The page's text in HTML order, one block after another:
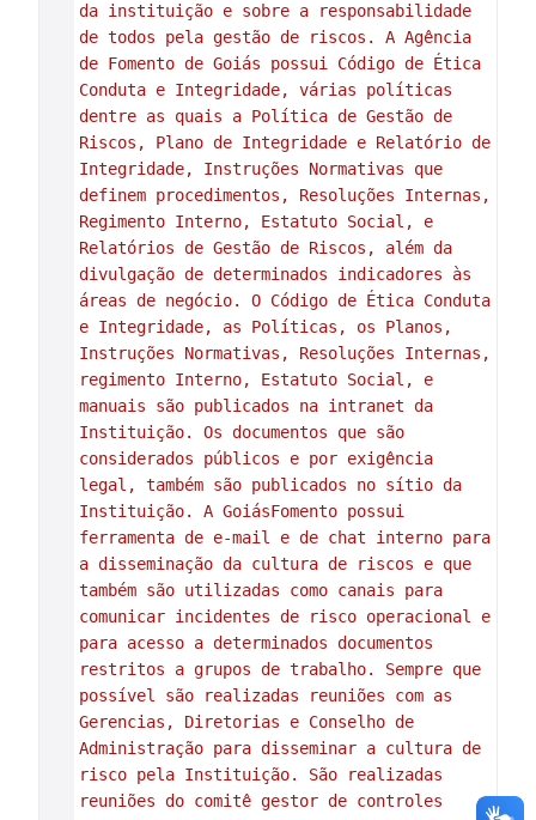
da instituição e sobre a responsabilidade
de todos pela gestão de riscos. A Agência
de Fomento de Goiás possui Código de Ética
Conduta e Integridade, várias políticas
dentre as quais a Política de Gestão de
Riscos, Plano de Integridade e Relatório de
Integridade, Instruções Normativas que
definem procedimentos, Resoluções Internas,
Regimento Interno, Estatuto Social, e
Relatórios de Gestão de Riscos, além da
divulgação de determinados indicadores às
áreas de negócio. O Código de Ética Conduta
e Integridade, as Políticas, os Planos,
Instruções Normativas, Resoluções Internas,
regimento Interno, Estatuto Social, e
manuais são publicados na intranet da
Instituição. Os documentos que são
considerados públicos e por exigência
legal, também são publicados no sítio da
Instituição. A GoiásFomento possui
ferramenta de e-mail e de chat interno para
a disseminação da cultura de riscos e que
também são utilizadas como canais para
comunicar incidentes de risco operacional e
para acesso a determinados documentos
restritos a grupos de trabalho. Sempre que
possível são realizadas reuniões com as
Gerencias, Diretorias e Conselho de
Administração para disseminar a cultura de
risco pela Instituição. São realizadas
reuniões do comitê gestor de controles